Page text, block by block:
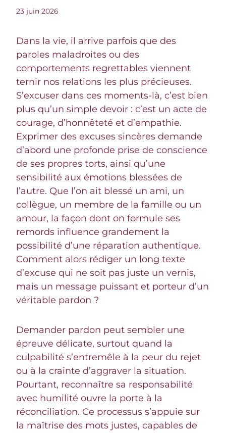
23 juin 2026
Dans la vie, il arrive parfois que des
paroles maladroites ou des
comportements regrettables viennent
ternir nos relations les plus précieuses.
S’excuser dans ces moments-là, c’est bien
plus qu’un simple devoir : c’est un acte de
courage, d’honnêteté et d’empathie.
Exprimer des excuses sincères demande
d’abord une profonde prise de conscience
de ses propres torts, ainsi qu’une
sensibilité aux émotions blessées de
l’autre. Que l’on ait blessé un ami, un
collègue, un membre de la famille ou un
amour, la façon dont on formule ses
remords influence grandement la
possibilité d’une réparation authentique.
Comment alors rédiger un long texte
d’excuse qui ne soit pas juste un vernis,
mais un message puissant et porteur d’un
véritable pardon ?
Demander pardon peut sembler une
épreuve délicate, surtout quand la
culpabilité s’entremêle à la peur du rejet
ou à la crainte d’aggraver la situation.
Pourtant, reconnaître sa responsabilité
avec humilité ouvre la porte à la
réconciliation. Ce processus s’appuie sur
la maîtrise des mots justes, capables de